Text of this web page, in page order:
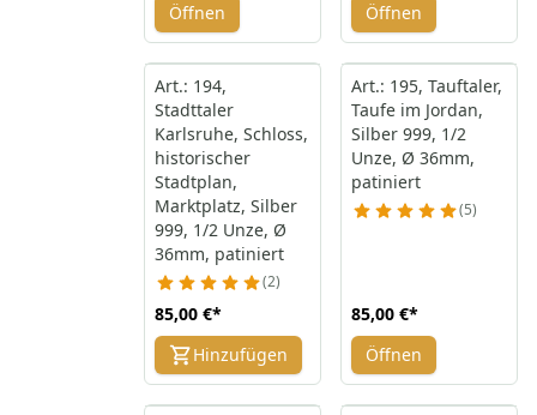
Öffnen
Öffnen
Art.: 194,
Stadttaler
Karlsruhe, Schloss,
historischer
Stadtplan,
Marktplatz, Silber
999, 1/2 Unze, Ø
36mm, patiniert
2
85,00 €*
Hinzufügen
Art.: 195, Tauftaler,
Taufe im Jordan,
Silber 999, 1/2
Unze, Ø 36mm,
patiniert
5
85,00 €*
Öffnen